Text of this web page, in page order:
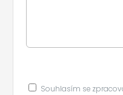
Souhlasím se